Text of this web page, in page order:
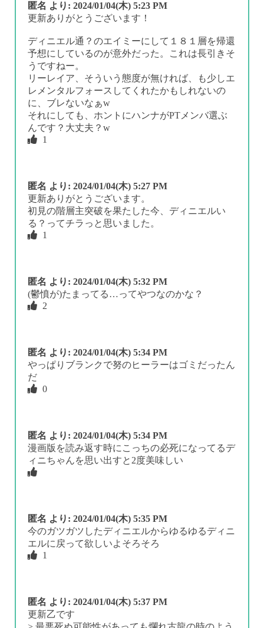
匿名 より: 2024/01/04(木) 5:23 PM
更新ありがとうございます！
ディニエル通？のエイミーにして１８１層を帰還
予想にしているのが意外だった。これは長引きそ
うですねー。
リーレイア、そういう態度が無ければ、も少しエ
レメンタルフォースしてくれたかもしれないの
に、ブレないなぁw
それにしても、ホントにハンナがPTメンバ選ぶ
んです？大丈夫？w
1
匿名 より: 2024/01/04(木) 5:27 PM
更新ありがとうございます。
初見の階層主突破を果たした今、ディニエルい
る？ってチラっと思いました。
1
匿名 より: 2024/01/04(木) 5:32 PM
(鬱憤が)たまってる…ってやつなのかな？
2
匿名 より: 2024/01/04(木) 5:34 PM
やっぱりブランクで努のヒーラーはゴミだったん
だ
0
匿名 より: 2024/01/04(木) 5:34 PM
漫画版を読み返す時にこっちの必死になってるデ
ィニちゃんを思い出すと2度美味しい
匿名 より: 2024/01/04(木) 5:35 PM
今のガツガツしたディニエルからゆるゆるディニ
エルに戻って欲しいよそろそろ
1
匿名 より: 2024/01/04(木) 5:37 PM
更新乙です